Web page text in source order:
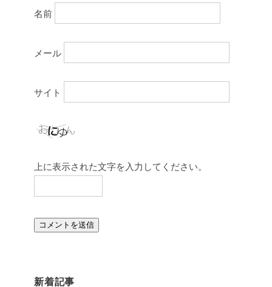
名前
メール
サイト
上に表示された文字を入力してください。
新着記事